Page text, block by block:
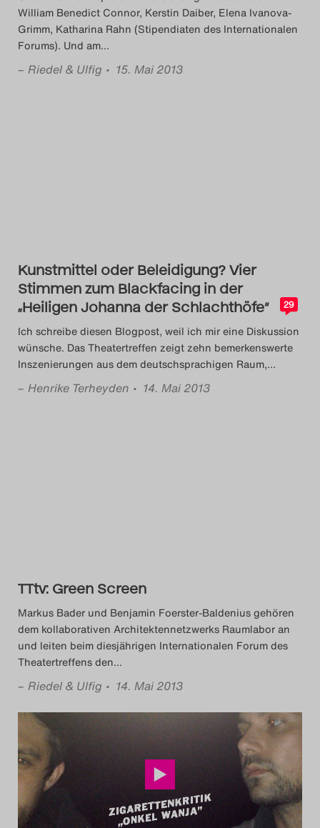
William Benedict Connor, Kerstin Daiber, Elena Ivanova-
Grimm, Katharina Rahn (Stipendiaten des Internationalen
Forums). Und am…
– Riedel & Ulfig • 15. Mai 2013
Kunstmittel oder Beleidigung? Vier
Stimmen zum Blackfacing in der
„Heiligen Johanna der Schlachthöfe“
29
Ich schreibe diesen Blogpost, weil ich mir eine Diskussion
wünsche. Das Theatertreffen zeigt zehn bemerkenswerte
Inszenierungen aus dem deutschsprachigen Raum,…
– Henrike Terheyden • 14. Mai 2013
TTtv: Green Screen
Markus Bader und Benjamin Foerster-Baldenius gehören
dem kollaborativen Architektennetzwerks Raumlabor an
und leiten beim diesjährigen Internationalen Forum des
Theatertreffens den…
– Riedel & Ulfig • 14. Mai 2013